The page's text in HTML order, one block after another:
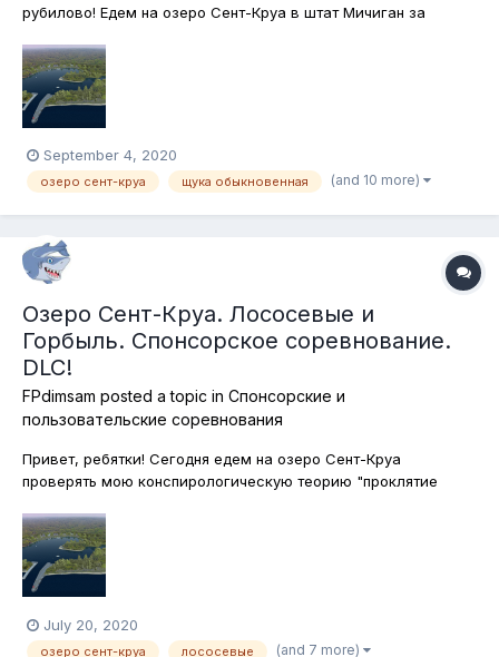
рубилово! Едем на озеро Сент-Круа в штат Мичиган за
том, что ловить щук мы будем исключительно на
поверхностные приманки! Подставки, само собой, нелоьзя, а
лодки и каяки - сколько угодно! Кто...
September 4, 2020
озеро сент-круа щука обыкновенная (and 10 more)
Озеро Сент-Круа. Лососевые и
Горбыль. Спонсорское соревнование.
DLC!
FPdimsam posted a topic in Спонсорские и
пользовательские соревнования
Привет, ребятки! Сегодня едем на озеро Сент-Круа
проверять мою конспирологическую теорию "проклятие
что называется, "от фонаря" и выиграл его. Сегодня я создал
на Сент-Круа похожее соревнование, практически с теми же
условиями. Добавил то...
July 20, 2020
озеро сент-круа лососевые (and 7 more)